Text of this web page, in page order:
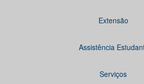
Extensão
Assistência
Serviços